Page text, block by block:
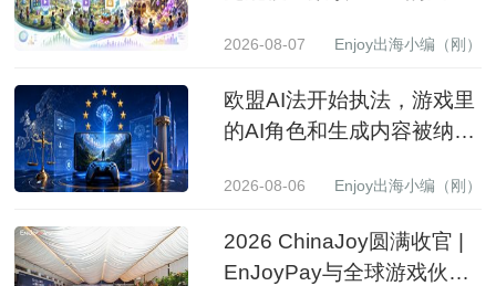
2026-08-07 Enjoy出海小编（刚）
欧盟AI法开始执法，游戏里
的AI角色和生成内容被纳入
2026-08-06 Enjoy出海小编（刚）
2026 ChinaJoy圆满收官 |
EnJoyPay与全球游戏伙伴